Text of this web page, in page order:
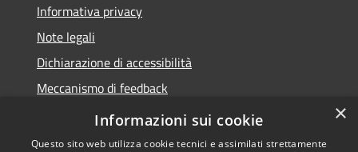
Informativa privacy
Note legali
Dichiarazione di accessibilità
Meccanismo di feedback
Whistleblowing
×
Informazioni sui cookie
Questo sito web utilizza cookie tecnici e assimilati strettamente